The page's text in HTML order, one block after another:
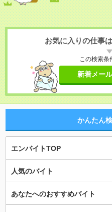
お気に入りの仕事
この検索条
新着メー
かんたん
エンバイトTOP
人気のバイト
あなたへのおすすめバイト